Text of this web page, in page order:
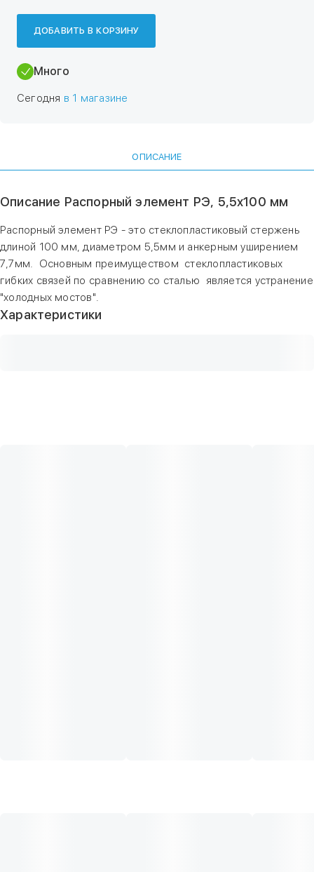
ДОБАВИТЬ В КОРЗИНУ
Много
Сегодня в 1 магазине
ОПИСАНИЕ
Описание Распорный элемент РЭ, 5,5х100 мм
Распорный элемент РЭ - это стеклопластиковый стержень
длиной 100 мм, диаметром 5,5мм и анкерным уширением
7,7мм. Основным преимуществом стеклопластиковых
гибких связей по сравнению со сталью является устранение
"холодных мостов".
Характеристики